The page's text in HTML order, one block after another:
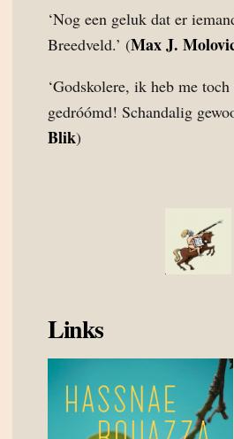
‘Nog een geluk dat er
Breedveld.’ (Max J.
‘Godskolere, ik heb me
gedróómd! Schandalig
Blik)
Links